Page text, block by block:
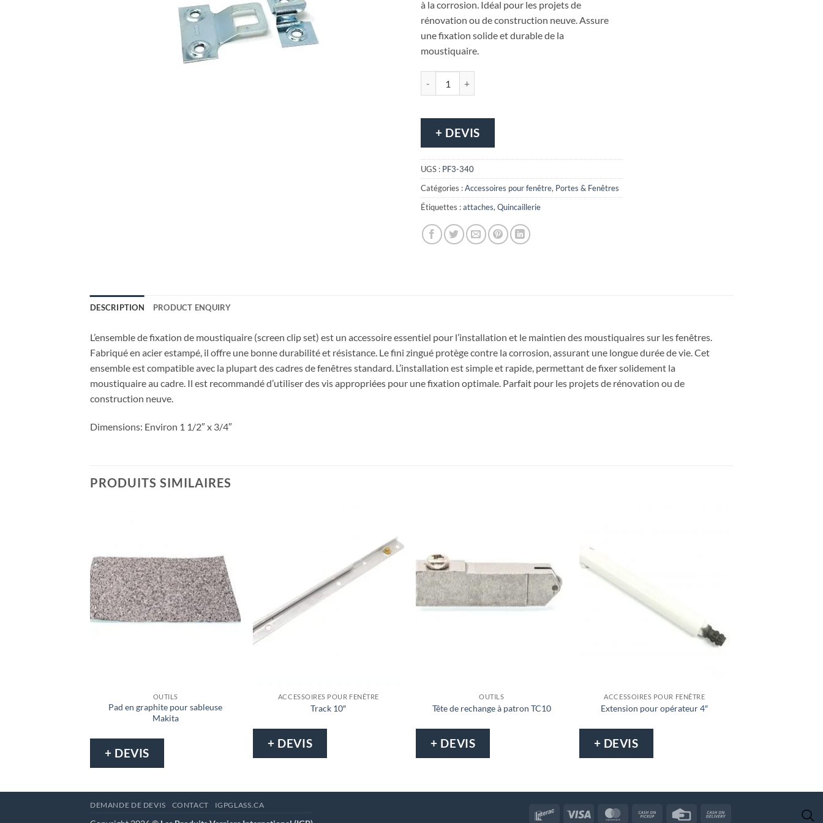
à la corrosion. Idéal pour les projets de
rénovation ou de construction neuve. Assure
une fixation solide et durable de la
moustiquaire.
+ DEVIS
UGS : PF3-340
Catégories :Accessoires pour fenêtre, Portes & Fenêtres
Étiquettes :attaches,Quincaillerie
DESCRIPTION PRODUCT ENQUIRY
L’ensemble de fixation de moustiquaire (screen clip set) est un accessoire essentiel pour l’installation et le maintien des moustiquaires sur les fenêtres.
Fabriqué en acier estampé, il offre une bonne durabilité et résistance. Le fini zingué protège contre la corrosion, assurant une longue durée de vie. Cet
ensemble est compatible avec la plupart des cadres de fenêtres standard. L’installation est simple et rapide, permettant de fixer solidement la
moustiquaire au cadre. Il est recommandé d’utiliser des vis appropriées pour une fixation optimale. Parfait pour les projets de rénovation ou de
construction neuve.
Dimensions: Environ 1 1/2″ x 3/4″
PRODUITS SIMILAIRES
OUTILS
Pad en graphite pour sableuse
Makita
+ DEVIS
ACCESSOIRES POUR FENÊTRE
Track 10″
+ DEVIS
OUTILS
Tête de rechange à patron TC10
+ DEVIS
ACCESSOIRES POUR FENÊTRE
Extension pour opérateur 4″
+ DEVIS
Interac Visa MasterCardCash
Credit
DEMANDE DE DEVIS CONTACT IGPGLASS.CA